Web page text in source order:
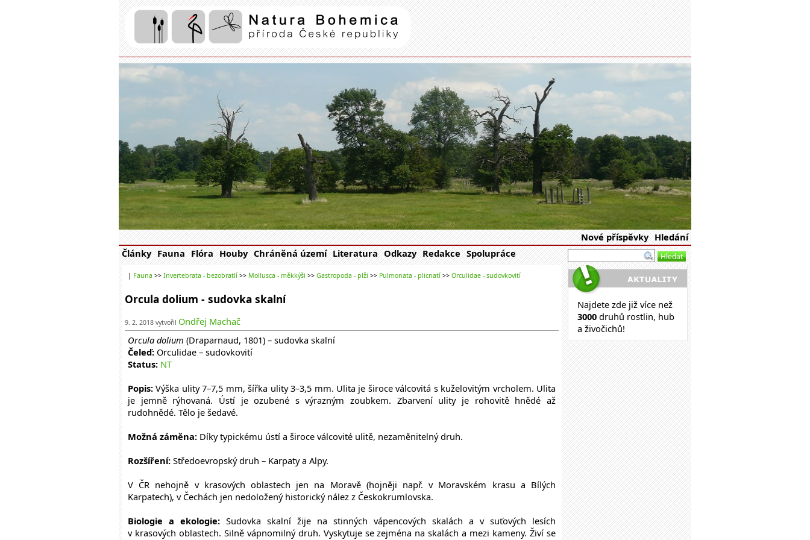
Natura Bohemica| příroda České republiky
Nové příspěvky Hledání
Články Fauna Flóra Houby Chráněná území Literatura Odkazy Redakce Spolupráce
| Fauna >> Invertebrata - bezobratlí >> Mollusca - měkkýši >> Gastropoda - plži >> Pulmonata - plicnatí >> Orculidae - sudovkovití
Orcula dolium - sudovka skalní
9. 2. 2018 vytvořil Ondřej Machač
Orcula dolium (Draparnaud, 1801) – sudovka skalní
Čeleď: Orculidae – sudovkovití
Status: NT
Popis: Výška ulity 7–7,5 mm, šířka ulity 3–3,5 mm. Ulita je široce válcovitá s kuželovitým vrcholem. Ulita
je jemně rýhovaná. Ústí je ozubené s výrazným zoubkem. Zbarvení ulity je rohovitě hnědé až
rudohnědé. Tělo je šedavé.
Možná záměna: Díky typickému ústí a široce válcovité ulitě, nezaměnitelný druh.
Rozšíření: Středoevropský druh – Karpaty a Alpy.
V ČR nehojně v krasových oblastech jen na Moravě (hojněji např. v Moravském krasu a Bílých
Karpatech), v Čechách jen nedoložený historický nález z Českokrumlovska.
Biologie a ekologie: Sudovka skalní žije na stinných vápencových skalách a v suťových lesích
v krasových oblastech. Silně vápnomilný druh. Vyskytuje se zejména na skalách a mezi kameny. Živí se
Najdete zde již více než
3000 druhů rostlin, hub
a živočichů!